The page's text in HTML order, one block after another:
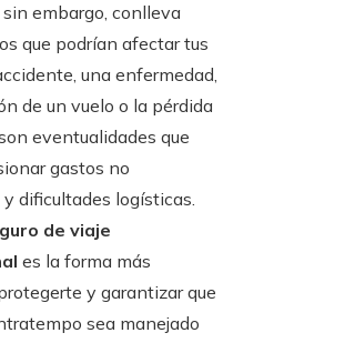
embargo, conlleva
que podrían afectar tus
una enfermedad,
de un vuelo o la pérdida
eventualidades que
gastos no
dificultades logísticas.
de viaje
es la forma más
y garantizar que
sea manejado